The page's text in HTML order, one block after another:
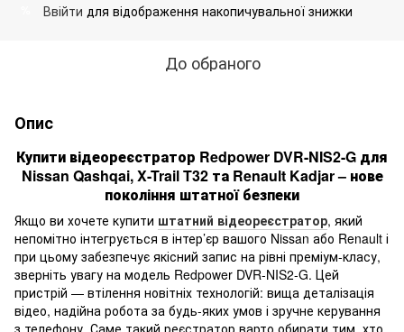
Ввійти для відображення накопичувальної знижки
До обраного
Опис
Купити відеореєстратор Redpower DVR-NIS2-G для
Nissan Qashqai, X-Trail T32 та Renault Kadjar – нове
покоління штатної безпеки
Якщо ви хочете купити штатний відеореєстратор, який
непомітно інтегрується в інтер’єр вашого Nissan або Renault і
при цьому забезпечує якісний запис на рівні преміум-класу,
зверніть увагу на модель Redpower DVR-NIS2-G. Цей
пристрій — втілення новітніх технологій: вища деталізація
відео, надійна робота за будь-яких умов і зручне керування
з телефону. Саме такий реєстратор варто обирати тим, хто